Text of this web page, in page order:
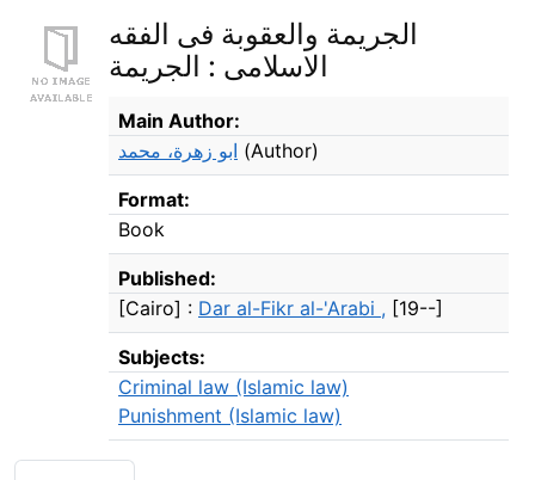
الجريمة والعقوبة فى الفقه
الاسلامى : الجريمة
Bibliographic Details
Main Author:
ابو زهرة، محمد (Author)
Format:
Book
Published:
[Cairo] : Dar al-Fikr al-'Arabi , [19--]
Subjects:
Criminal law (Islamic law)
Punishment (Islamic law)